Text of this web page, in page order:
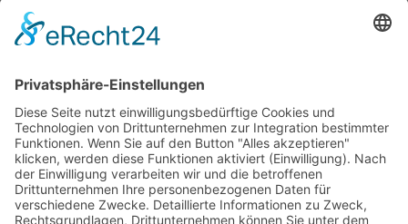
Fähigkeiten von Dealert zu nutzen, um Marktpräsenz und
technologische Innovation bei Winterberg zu stärken sowie […]
Impressum
Datenschutz
Kooperation
Werbung
Presse- und Öffentlichkeitsarbeit